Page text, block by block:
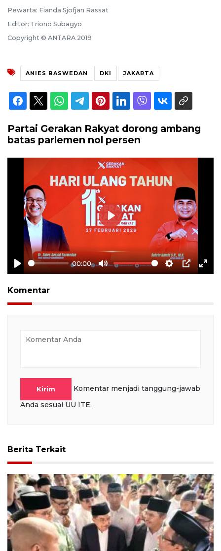
Pewarta: Fianda Sjofjan Rassat
Editor: Triono Subagyo
Copyright © ANTARA 2019
ANIES BASWEDAN DKI JAKARTA
Partai Gerakan Rakyat dorong ambang
batas parlemen nol persen
Play
00:00
Mute Settings
PIP
Play
Komentar
Kirim
Komentar menjadi tanggung-jawab
Anda sesuai UU ITE.
Berita Terkait